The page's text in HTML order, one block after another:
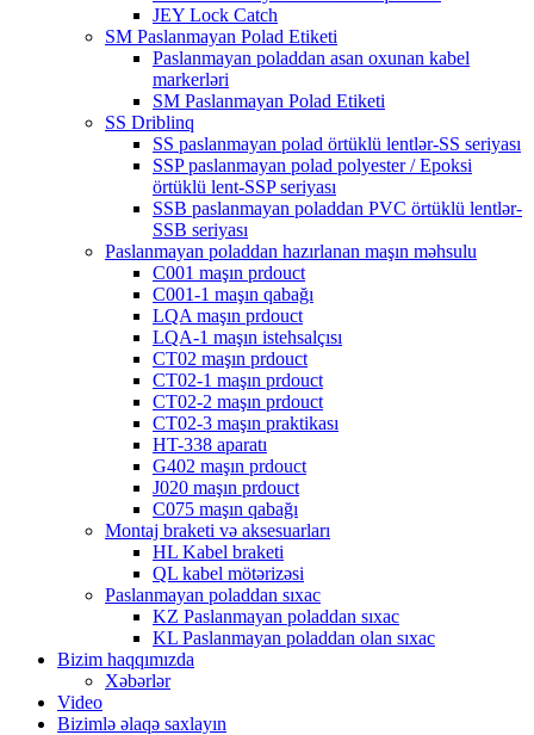
JEY Lock Catch
SM Paslanmayan Polad Etiketi
Paslanmayan poladdan asan oxunan kabel
markerləri
SM Paslanmayan Polad Etiketi
SS Driblinq
SS paslanmayan polad örtüklü lentlər-SS seriyası
SSP paslanmayan polad polyester / Epoksi
örtüklü lent-SSP seriyası
SSB paslanmayan poladdan PVC örtüklü lentlər-
SSB seriyası
Paslanmayan poladdan hazırlanan maşın məhsulu
C001 maşın prdouct
C001-1 maşın qabağı
LQA maşın prdouct
LQA-1 maşın istehsalçısı
CT02 maşın prdouct
CT02-1 maşın prdouct
CT02-2 maşın prdouct
CT02-3 maşın praktikası
HT-338 aparatı
G402 maşın prdouct
J020 maşın prdouct
C075 maşın qabağı
Montaj braketi və aksesuarları
HL Kabel braketi
QL kabel mötərizəsi
Paslanmayan poladdan sıxac
KZ Paslanmayan poladdan sıxac
KL Paslanmayan poladdan olan sıxac
Bizim haqqımızda
Xəbərlər
Video
Bizimlə əlaqə saxlayın